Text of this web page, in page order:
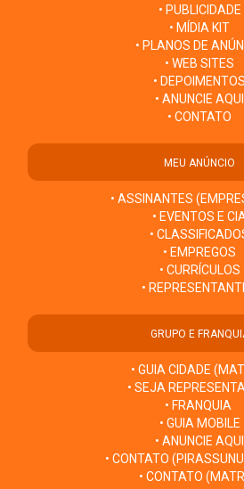
• PUBLICIDADE
• MÍDIA KIT
• PLANOS DE
• WEB SITES
• DEPOIMENTOS
• ANUNCIE AQUI
• CONTATO
MEU ANÚNCIO
• ASSINANTES
• EVENTOS E
•
• EMPREGOS
• CURRÍCULOS
•
GRUPO E
• GUIA CIDADE
• SEJA
• FRANQUIA
• GUIA MOBILE
• ANUNCIE AQUI
• CONTATO
• CONTATO